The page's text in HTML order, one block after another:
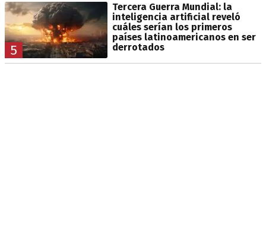
5
Tercera Guerra Mundial: la
inteligencia artificial reveló
cuáles serían los primeros
países latinoamericanos en ser
derrotados